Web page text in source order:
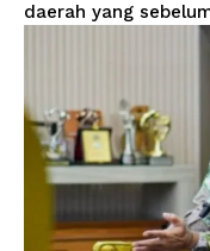
daerah yang